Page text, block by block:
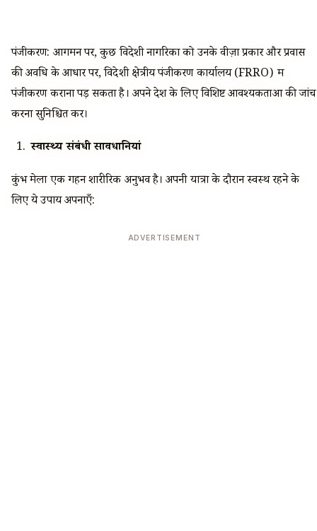
पंजीकरण: आगमन पर, कुछ विदेशी नागरिकों को उनके वीज़ा प्रकार और प्रवास
की अवधि के आधार पर, विदेशी क्षेत्रीय पंजीकरण कार्यालय (FRRO) में
पंजीकरण कराना पड़ सकता है। अपने देश के लिए विशिष्ट आवश्यकताओं की जांच
करना सुनिश्चित करें।
स्वास्थ्य संबंधी सावधानियां
कुंभ मेला एक गहन शारीरिक अनुभव है। अपनी यात्रा के दौरान स्वस्थ रहने के
लिए ये उपाय अपनाएँ:
ADVERTISEMENT